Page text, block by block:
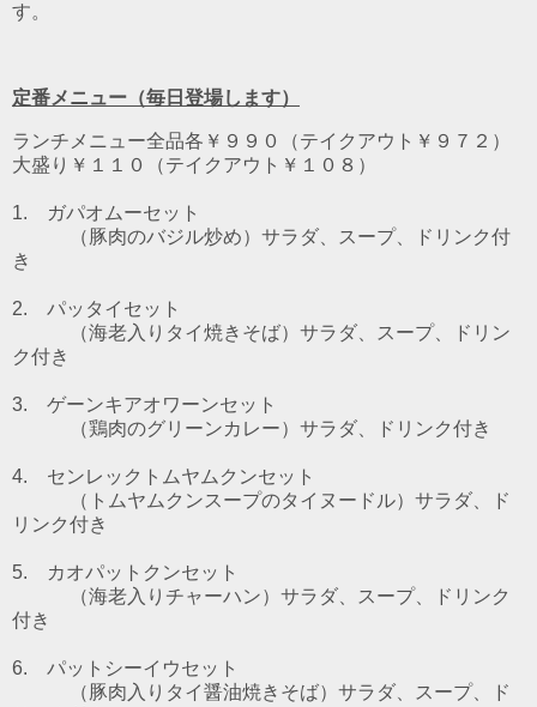
す。
定番メニュー（毎日登場します）
ランチメニュー全品各￥９９０（テイクアウト￥９７２）
大盛り￥１１０（テイクアウト￥１０８）
1. ガパオムーセット
（豚肉のバジル炒め） サラダ、スープ、ドリンク付
き
2. パッタイセット
（海老入りタイ焼きそば） サラダ、スープ、ドリン
ク付き
3. ゲーンキアオワーンセット
（鶏肉のグリーンカレー） サラダ、ドリンク付き
4. センレックトムヤムクンセット
（トムヤムクンスープのタイヌードル） サラダ、ド
リンク付き
5. カオパットクンセット
（海老入りチャーハン）サラダ、スープ、ドリンク
付き
6. パットシーイウセット
（豚肉入りタイ醤油焼きそば）サラダ、スープ、ド